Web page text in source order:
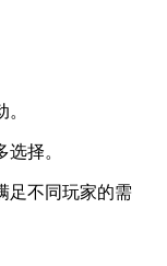
择。
足不同玩家的需